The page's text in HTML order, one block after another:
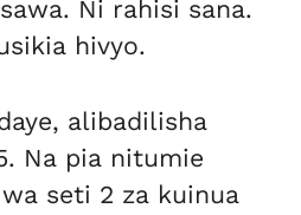
Ni rahisi sana.
hivyo.
alibadilisha
Na pia nitumie
seti 2 za kuinua